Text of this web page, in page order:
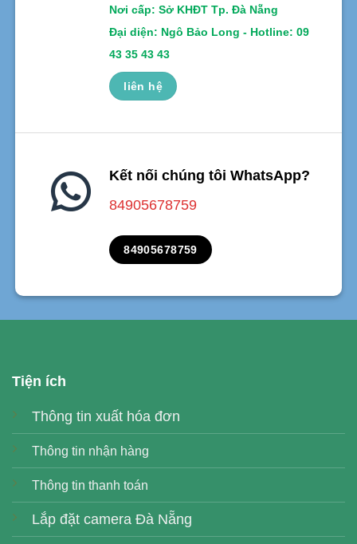
Nơi cấp: Sở KHĐT Tp. Đà Nẵng
Đại diện: Ngô Bảo Long - Hotline: 09
43 35 43 43
liên hệ
Kết nối chúng tôi WhatsApp?
84905678759
84905678759
Tiện ích
Thông tin xuất hóa đơn
Thông tin nhận hàng
Thông tin thanh toán
Lắp đặt camera Đà Nẵng